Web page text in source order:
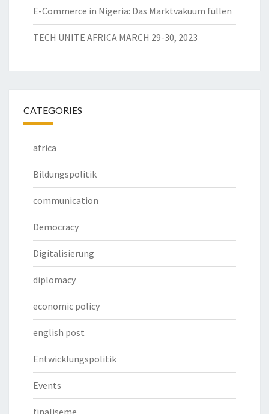
E-Commerce in Nigeria: Das Marktvakuum füllen
TECH UNITE AFRICA MARCH 29-30, 2023
CATEGORIES
africa
Bildungspolitik
communication
Democracy
Digitalisierung
diplomacy
economic policy
english post
Entwicklungspolitik
Events